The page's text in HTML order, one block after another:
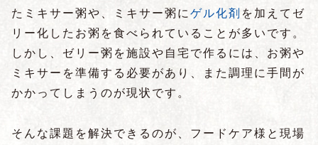
たミキサー粥や、ミキサー粥に ゲル化剤 を加えてゼ
リー化したお粥を食べられていることが多いです。
しかし、ゼリー粥を施設や自宅で作るには、お粥や
ミキサーを準備する必要があり、また調理に手間が
かかってしまうのが現状です。
そんな課題を解決できるのが、フードケア様と現場